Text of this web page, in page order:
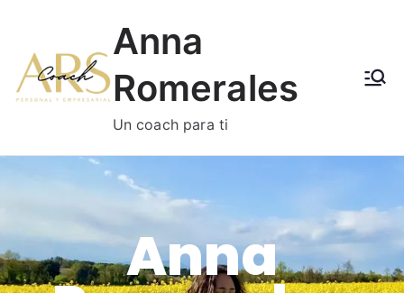
Anna
Romerales
Un coach para ti
Anna